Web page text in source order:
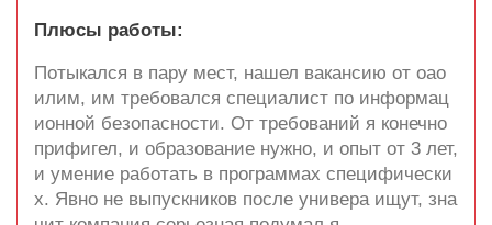
Плюсы работы:
Потыкался в пару мест, нашел вакансию от оао
илим, им требовался специалист по информац
ионной безопасности. От требований я конечно
прифигел, и образование нужно, и опыт от 3 лет,
и умение работать в программах специфически
х. Явно не выпускников после универа ищут, зна